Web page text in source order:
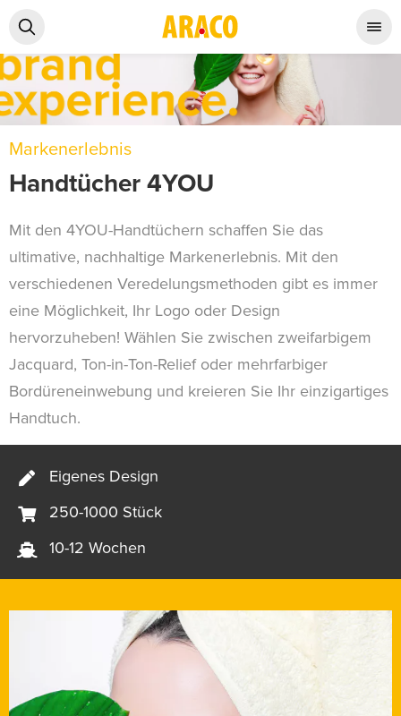
Markenerlebnis
Handtücher 4YOU
Mit den 4YOU-Handtüchern schaffen Sie das
ultimative, nachhaltige Markenerlebnis. Mit den
verschiedenen Veredelungsmethoden gibt es immer
eine Möglichkeit, Ihr Logo oder Design
hervorzuheben! Wählen Sie zwischen zweifarbigem
Jacquard, Ton-in-Ton-Relief oder mehrfarbiger
Bordüreneinwebung und kreieren Sie Ihr einzigartiges
Handtuch.
Eigenes Design
250-1000 Stück
10-12 Wochen